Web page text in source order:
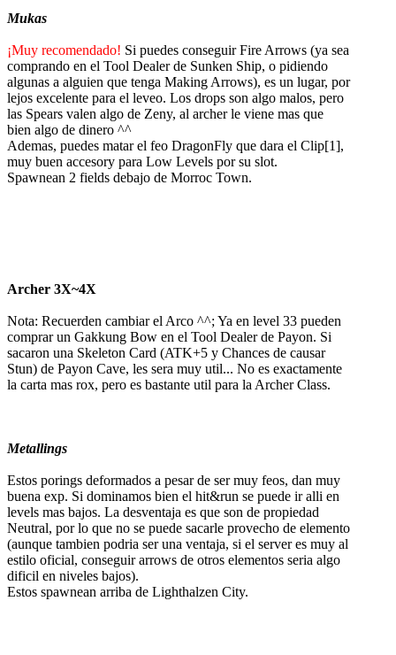
Mukas
¡Muy recomendado! Si puedes conseguir Fire Arrows (ya sea
comprando en el Tool Dealer de Sunken Ship, o pidiendo
algunas a alguien que tenga Making Arrows), es un lugar, por
lejos excelente para el leveo. Los drops son algo malos, pero
las Spears valen algo de Zeny, al archer le viene mas que
bien algo de dinero ^^
Ademas, puedes matar el feo DragonFly que dara el Clip[1],
muy buen accesory para Low Levels por su slot.
Spawnean 2 fields debajo de Morroc Town.
Archer 3X~4X
Nota: Recuerden cambiar el Arco ^^; Ya en level 33 pueden
comprar un Gakkung Bow en el Tool Dealer de Payon. Si
sacaron una Skeleton Card (ATK+5 y Chances de causar
Stun) de Payon Cave, les sera muy util... No es exactamente
la carta mas rox, pero es bastante util para la Archer Class.
Metallings
Estos porings deformados a pesar de ser muy feos, dan muy
buena exp. Si dominamos bien el hit&run se puede ir alli en
levels mas bajos. La desventaja es que son de propiedad
Neutral, por lo que no se puede sacarle provecho de elemento
(aunque tambien podria ser una ventaja, si el server es muy al
estilo oficial, conseguir arrows de otros elementos seria algo
dificil en niveles bajos).
Estos spawnean arriba de Lighthalzen City.